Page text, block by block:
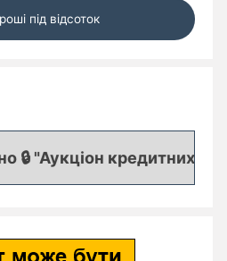
під відсоток
кредитних